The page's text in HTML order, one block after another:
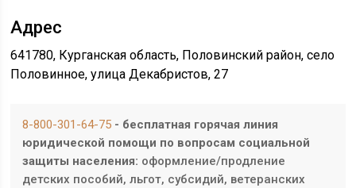
Адрес
641780, Курганская область, Половинский район, село
Половинное, улица Декабристов, 27
8-800-301-64-75 - бесплатная горячая линия
юридической помощи по вопросам социальной
защиты населения: оформление/продление
детских пособий, льгот, субсидий, ветеранских